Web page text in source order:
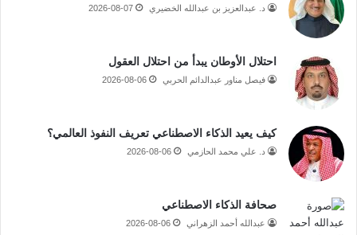
د. عبدالعزيز بن عبدالله الخضيري 2026-08-07
احتلال الأوطان يبدأ من احتلال العقول
فيصل مناور عبدالدائم الحربي 2026-08-06
كيف يعيد الذكاء الاصطناعي تعريف النفوذ العالمي؟
د. علي محمد الحازمي 2026-08-06
صحافة الذكاء الاصطناعي
عبدالله أحمد الزهراني 2026-08-06